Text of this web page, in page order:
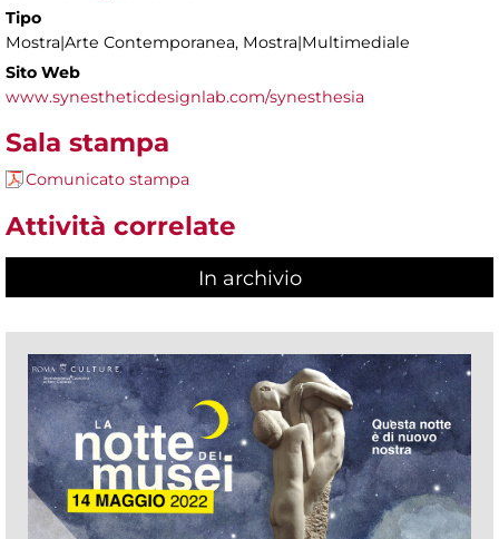
Tipo
Mostra|Arte Contemporanea, Mostra|Multimediale
Sito Web
www.synestheticdesignlab.com/synesthesia
Sala stampa
Comunicato stampa
Attività correlate
In archivio